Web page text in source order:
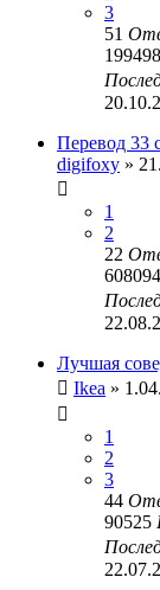
3
51
199498
Перевод 33
digifoxy »
1
2
22
Лучшая
Ikea »
1
2
3
44
90525